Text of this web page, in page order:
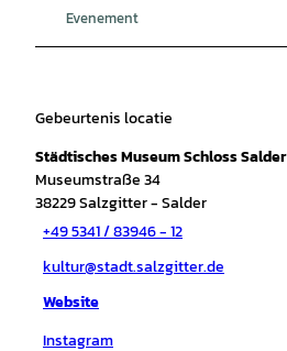
Evenement
Gebeurtenis locatie
Städtisches Museum Schloss Salder
Museumstraße 34
38229Salzgitter- Salder
+49 5341 / 83946 - 12
kultur@stadt.salzgitter.de
Website
Instagram